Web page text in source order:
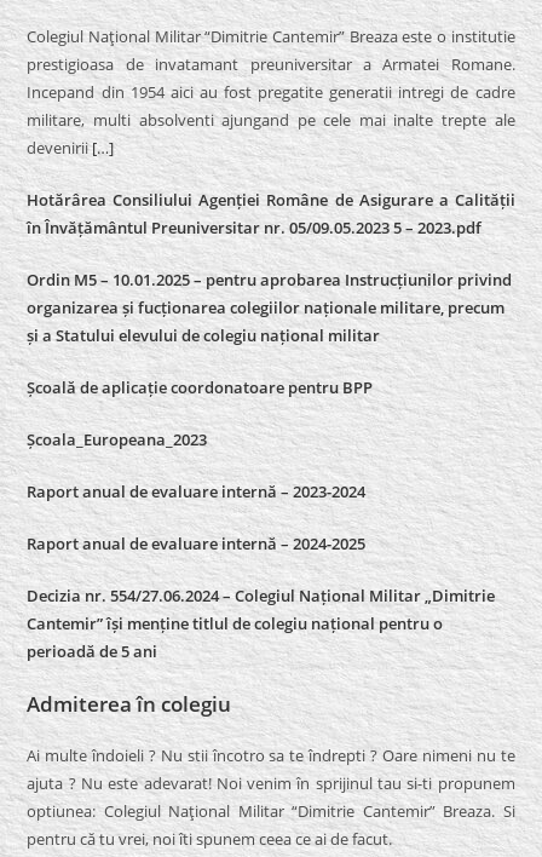
Colegiul Naţional Militar “Dimitrie Cantemir” Breaza este o institutie
prestigioasa de invatamant preuniversitar a Armatei Romane.
Incepand din 1954 aici au fost pregatite generatii intregi de cadre
militare, multi absolventi ajungand pe cele mai inalte trepte ale
devenirii[…]
Hotărârea Consiliului Agenției Române de Asigurare a Calității
în Învățământul Preuniversitar nr. 05/09.05.2023 5 – 2023.pdf
Ordin M5 – 10.01.2025 – pentru aprobarea Instrucțiunilor privind
organizarea și fucționarea colegiilor naționale militare, precum
și a Statului elevului de colegiu național militar
Școală de aplicație coordonatoare pentru BPP
Școala_Europeana_2023
Raport anual de evaluare internă – 2023-2024
Raport anual de evaluare internă –2024-2025
Decizia nr. 554/27.06.2024 – Colegiul Național Militar „Dimitrie
Cantemir” își menține titlul de colegiu național pentru o
perioadă de 5 ani
Admiterea în colegiu
Ai multe îndoieli ? Nu stii încotro sa te îndrepti ? Oare nimeni nu te
ajuta ? Nu este adevarat! Noi venim în sprijinul tau si-ti propunem
optiunea: Colegiul Naţional Militar “Dimitrie Cantemir” Breaza. Si
pentru că tu vrei, noi îti spunem ceea ce ai de facut.